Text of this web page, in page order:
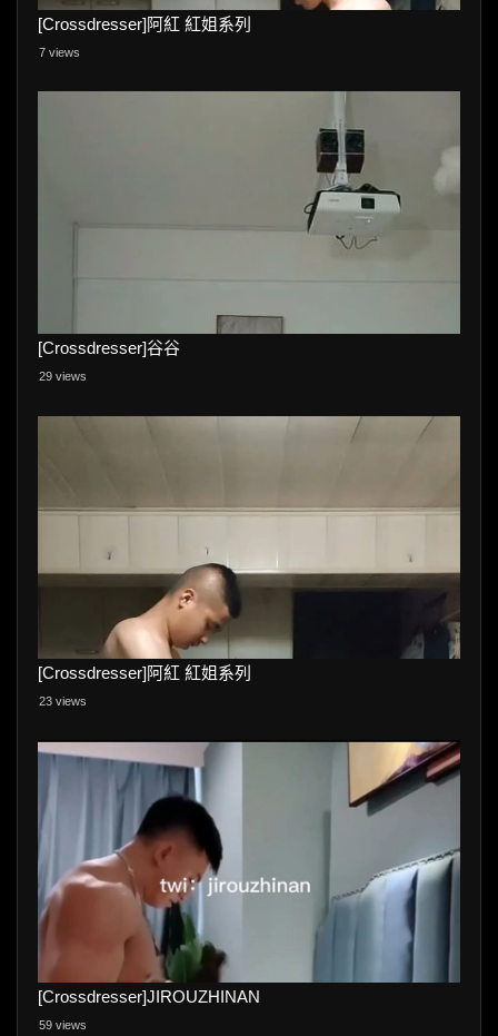
[Crossdresser]阿紅 紅姐系列
7 views
[Crossdresser]谷谷
29 views
[Crossdresser]阿紅 紅姐系列
23 views
[Crossdresser]JIROUZHINAN
59 views